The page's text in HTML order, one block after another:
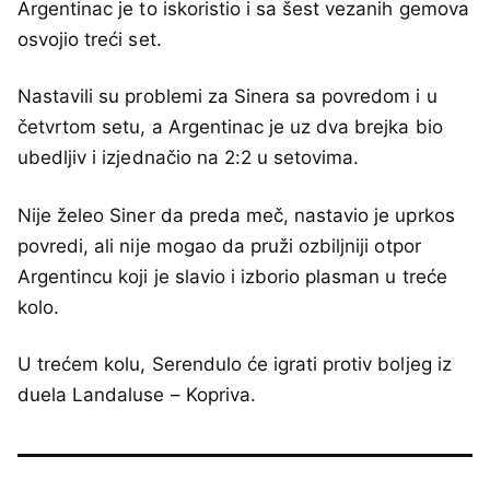
Argentinac je to iskoristio i sa šest vezanih gemova
osvojio treći set.
Nastavili su problemi za Sinera sa povredom i u
četvrtom setu, a Argentinac je uz dva brejka bio
ubedljiv i izjednačio na 2:2 u setovima.
Nije želeo Siner da preda meč, nastavio je uprkos
povredi, ali nije mogao da pruži ozbiljniji otpor
Argentincu koji je slavio i izborio plasman u treće
kolo.
U trećem kolu, Serendulo će igrati protiv boljeg iz
duela Landaluse – Kopriva.